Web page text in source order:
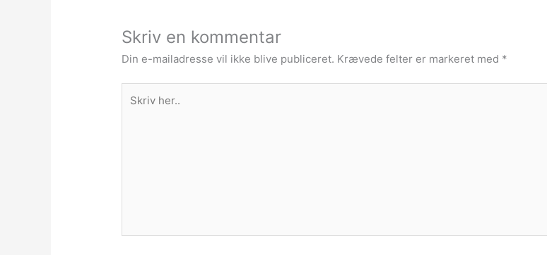
Skriv en kommentar
Din e-mailadresse vil ikke blive publiceret. Krævede felter er markeret med *
her..